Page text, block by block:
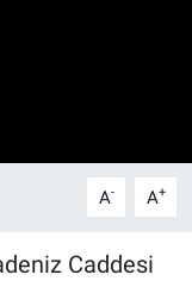
A- A+
Caddesi